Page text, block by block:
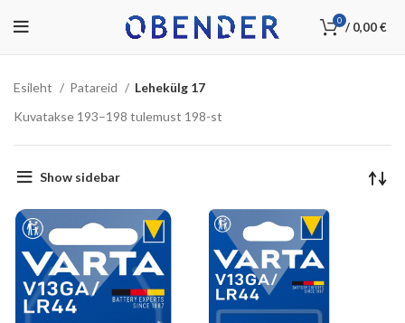
0 / 0,00€
Esileht Patareid
Lehekülg 17
Kuvatakse 193–198 tulemust 198-st
Show sidebar